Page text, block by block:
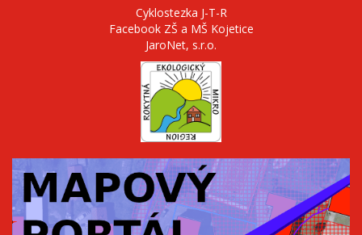
Cyklostezka J-T-R
Facebook ZŠ a MŠ Kojetice
JaroNet, s.r.o.